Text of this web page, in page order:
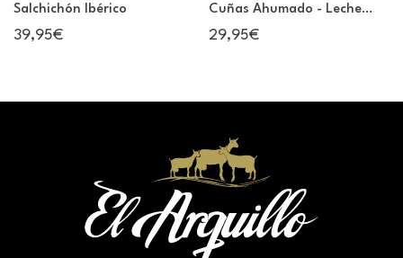
Salchichón Ibérico
39,95€
Cuñas Ahumado - Leche
Cruda - Pedro Ximénez
29,95€